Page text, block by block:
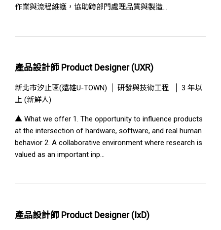
作業與流程維護，協助跨部門處理品質與製造...
產品設計師 Product Designer (UXR)
新北市汐止區(遠雄U-TOWN) 研發與技術工程
3 年以
上 (新鮮人)
▲ What we offer 1. The opportunity to influence products
at the intersection of hardware, software, and real human
behavior 2. A collaborative environment where research is
valued as an important inp...
產品設計師 Product Designer (IxD)